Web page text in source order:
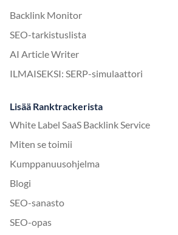
Backlink Monitor
SEO-tarkistuslista
AI Article Writer
ILMAISEKSI: SERP-simulaattori
Lisää Ranktrackerista
White Label SaaS Backlink Service
Miten se toimii
Kumppanuusohjelma
Blogi
SEO-sanasto
SEO-opas